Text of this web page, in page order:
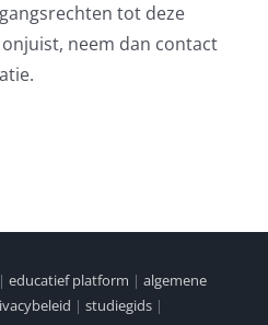
tot deze
neem dan contact
educatief platform | algemene
| studiegids |